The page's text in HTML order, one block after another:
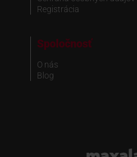
Registrácia
Spoločnosť
O nás
Blog
www.maxalarm.sk